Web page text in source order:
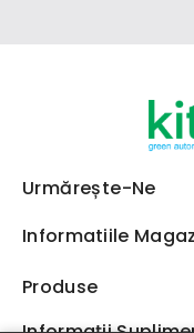
Urmărește-Ne
Informatiile
Produse